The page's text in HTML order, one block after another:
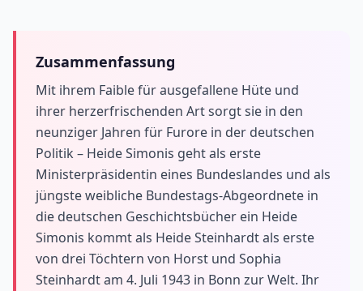
Zusammenfassung
Mit ihrem Faible für ausgefallene Hüte und
ihrer herzerfrischenden Art sorgt sie in den
neunziger Jahren für Furore in der deutschen
Politik – Heide Simonis geht als erste
Ministerpräsidentin eines Bundeslandes und als
jüngste weibliche Bundestags-Abgeordnete in
die deutschen Geschichtsbücher ein Heide
Simonis kommt als Heide Steinhardt als erste
von drei Töchtern von Horst und Sophia
Steinhardt am 4. Juli 1943 in Bonn zur Welt. Ihr